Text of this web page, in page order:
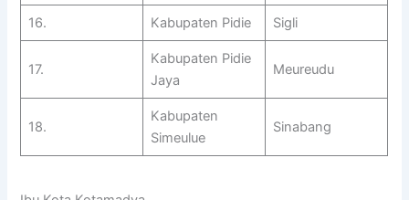
16. Kabupaten Pidie Sigli
17.
Kabupaten Pidie
Jaya
Meureudu
18.
Kabupaten
Simeulue
Sinabang